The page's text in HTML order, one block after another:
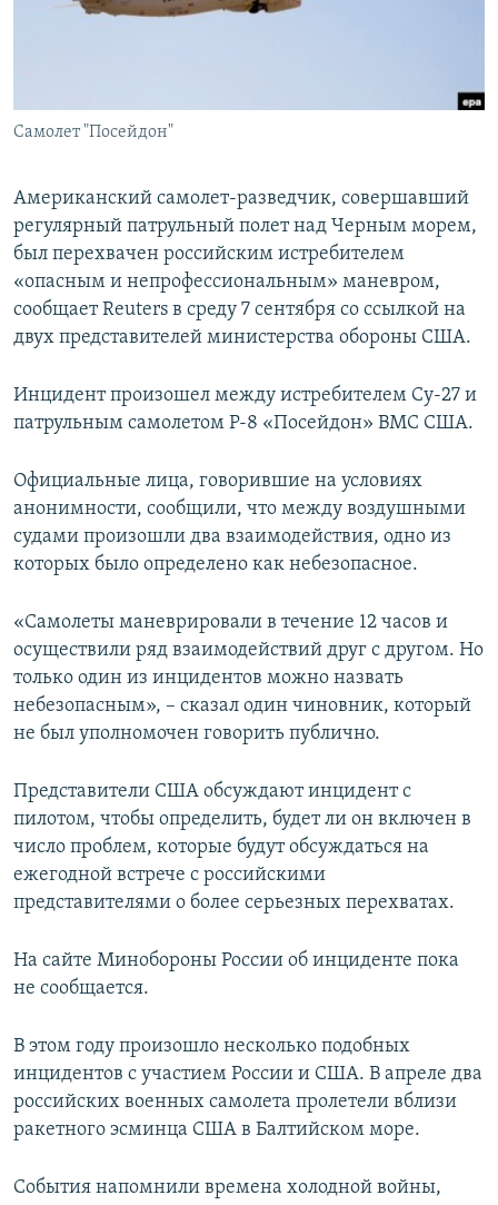
ПОБЕДИТЕЛЕЙ НЕ СУДЯТ?
УКРАИНСКАЯ ПРОБЛЕМА КРЫМА
ПРИСОЕДИНЯЙТЕСЬ!
Самолет "Посейдон"
Американский самолет-разведчик, совершавший
регулярный патрульный полет над Черным морем,
был перехвачен российским истребителем
«опасным и непрофессиональным» маневром,
сообщает Reuters в среду 7 сентября со ссылкой на
двух представителей министерства обороны США.
Инцидент произошел между истребителем Су-27 и
патрульным самолетом Р-8 «Посейдон» ВМС США.
Официальные лица, говорившие на условиях
анонимности, сообщили, что между воздушными
судами произошли два взаимодействия, одно из
которых было определено как небезопасное.
«Самолеты маневрировали в течение 12 часов и
осуществили ряд взаимодействий друг с другом. Но
только один из инцидентов можно назвать
небезопасным», – сказал один чиновник, который
не был уполномочен говорить публично.
Представители США обсуждают инцидент с
пилотом, чтобы определить, будет ли он включен в
число проблем, которые будут обсуждаться на
ежегодной встрече с российскими
представителями о более серьезных перехватах.
На сайте Минобороны России об инциденте пока
не сообщается.
В этом году произошло несколько подобных
инцидентов с участием России и США. В апреле два
российских военных самолета пролетели вблизи
ракетного эсминца США в Балтийском море.
События напомнили времена холодной войны,